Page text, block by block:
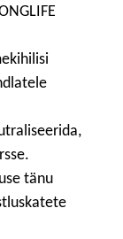
tänu